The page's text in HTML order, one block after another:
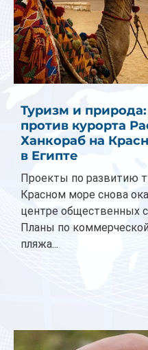
Туризм и
против курорта
Ханкораб на
в Египте
Проекты по развитию
Красном море снова
центре общественных
Планы по
пляжа...